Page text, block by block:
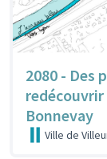
2080 - Des
Bonnevay
Ville de